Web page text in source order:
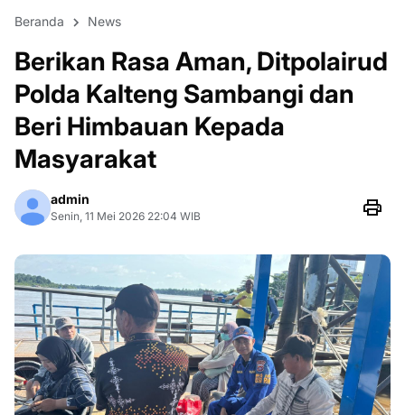
Beranda News
Berikan Rasa Aman, Ditpolairud
Polda Kalteng Sambangi dan
Beri Himbauan Kepada
Masyarakat
admin
Senin, 11 Mei 2026 22:04 WIB